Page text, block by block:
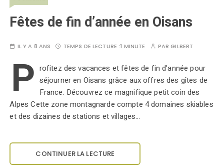
Fêtes de fin d’année en Oisans
IL Y A 8 ANS TEMPS DE LECTURE :1 MINUTE PARGILBERT
P rofitez des vacances et fêtes de fin d'année pour
séjourner en Oisans grâce aux offres des gîtes de
France. Découvrez ce magnifique petit coin des
Alpes Cette zone montagnarde compte 4 domaines skiables
et des dizaines de stations et villages…
CONTINUER LA LECTURE